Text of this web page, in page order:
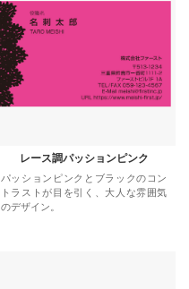
レース調パッションピンク
パッションピンクとブラックのコン
トラストが目を引く、大人な雰囲気
のデザイン。